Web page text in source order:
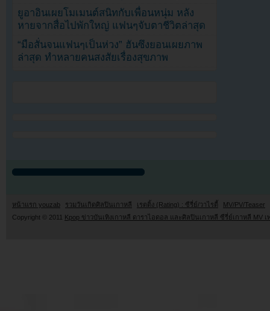
ยูอาอินเผยโมเมนต์สนิทกับเพื่อนหนุ่ม หลัง
หายจากสื่อไปพักใหญ่ แฟนๆจับตาชีวิตล่าสุด
“มือสั่นจนแฟนๆเป็นห่วง” ฮันซึงยอนเผยภาพ
ล่าสุด ทำหลายคนสงสัยเรื่องสุขภาพ
หน้าแรก youzab รวมวันเกิดศิลปินเกาหลี เรตติ้ง (Rating) : ซีรี่ย์/วาไรตี้
MV/PV/Teaser
Copyright © 2011 Kpop ข่าวบันเทิงเกาหลี ดาราไอดอล และศิลปินเกาหลี ซีรี่ย์เกาหลี MV